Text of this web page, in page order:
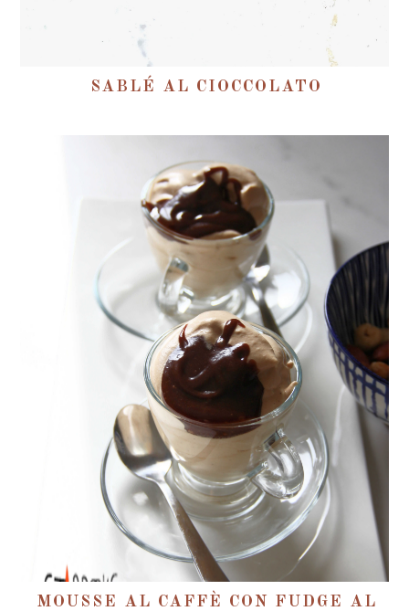
SABLÉ AL CIOCCOLATO
MOUSSE AL CAFFÈ CON FUDGE AL